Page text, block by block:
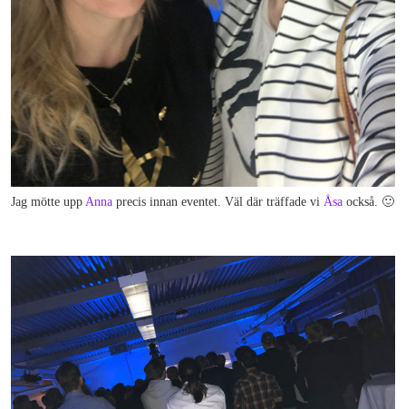
Jag mötte upp Anna precis innan eventet. Väl där träffade vi Åsa också. 🙂